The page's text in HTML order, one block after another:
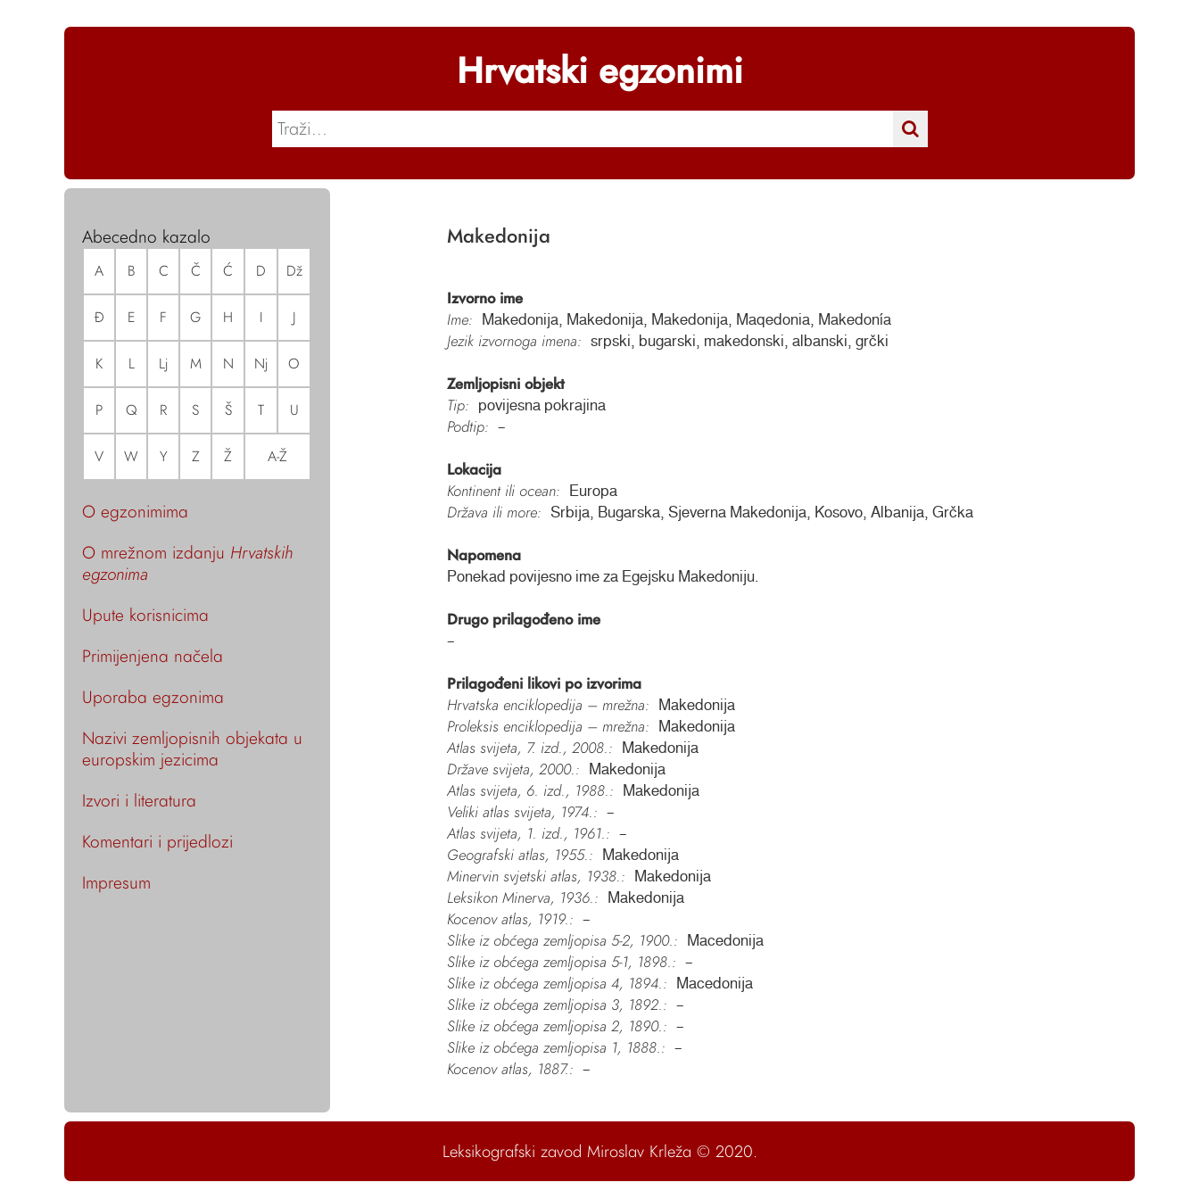
Hrvatski egzonimi
Abecedno kazalo
A B C Č Ć D Dž
Đ E F G H I J
K L Lj M N Nj O
P Q R S Š T U
V W Y Z Ž A-Ž
O egzonimima
O mrežnom izdanju Hrvatskih
egzonima
Upute korisnicima
Primijenjena načela
Uporaba egzonima
Nazivi zemljopisnih objekata u
europskim jezicima
Izvori i literatura
Komentari i prijedlozi
Impresum
Makedonija
Izvorno ime
Ime:
Makedonija, Makedonija, Makedonija, Maqedonia, Makedonía
Jezik izvornoga imena: srpski, bugarski, makedonski, albanski, grčki
Zemljopisni objekt
Tip:
povijesna pokrajina
Podtip: –
Lokacija
Kontinent ili ocean:
Europa
Država ili more: Srbija, Bugarska, Sjeverna Makedonija, Kosovo, Albanija, Grčka
Napomena
Ponekad povijesno ime za Egejsku Makedoniju.
Drugo prilagođeno ime
–
Prilagođeni likovi po izvorima
Hrvatska enciklopedija – mrežna:
Makedonija
Proleksis enciklopedija – mrežna: Makedonija
Atlas svijeta, 7. izd., 2008.: Makedonija
Države svijeta, 2000.: Makedonija
Atlas svijeta, 6. izd., 1988.: Makedonija
Veliki atlas svijeta, 1974.: –
Atlas svijeta, 1. izd., 1961.: –
Geografski atlas, 1955.: Makedonija
Minervin svjetski atlas, 1938.: Makedonija
Leksikon Minerva, 1936.: Makedonija
Kocenov atlas, 1919.: –
Slike iz obćega zemljopisa 5-2, 1900.: Macedonija
Slike iz obćega zemljopisa 5-1, 1898.: –
Slike iz obćega zemljopisa 4, 1894.: Macedonija
Slike iz obćega zemljopisa 3, 1892.: –
Slike iz obćega zemljopisa 2, 1890.: –
Slike iz obćega zemljopisa 1, 1888.: –
Kocenov atlas, 1887.: –
Leksikografski zavod Miroslav Krleža © 2020.